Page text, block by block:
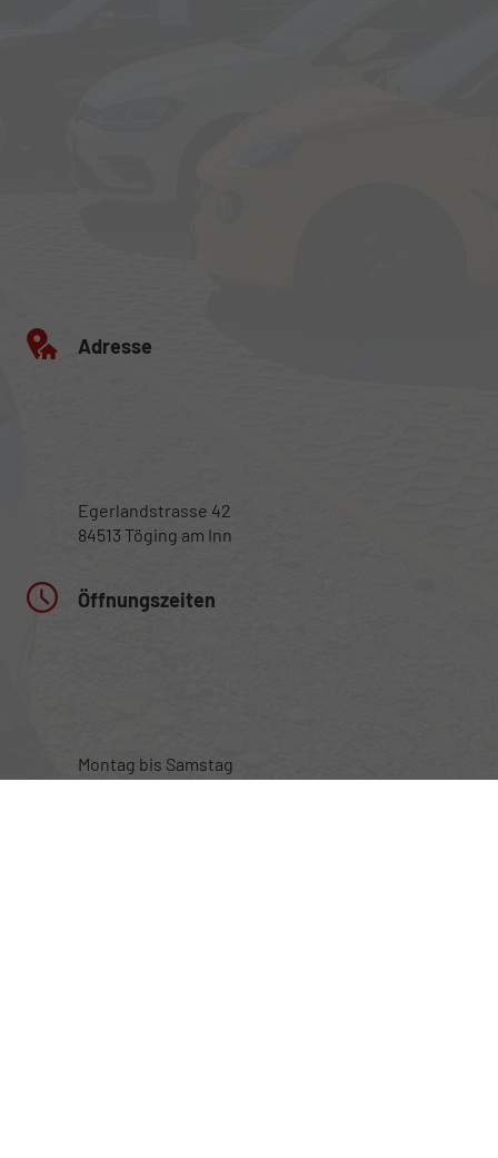
Adresse
Egerlandstrasse 42
84513 Töging am Inn
Öffnungszeiten
Montag bis Samstag